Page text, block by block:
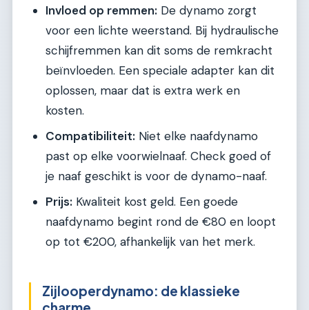
Invloed op remmen: De dynamo zorgt
voor een lichte weerstand. Bij hydraulische
schijfremmen kan dit soms de remkracht
beïnvloeden. Een speciale adapter kan dit
oplossen, maar dat is extra werk en
kosten.
Compatibiliteit: Niet elke naafdynamo
past op elke voorwielnaaf. Check goed of
je naaf geschikt is voor de dynamo-naaf.
Prijs: Kwaliteit kost geld. Een goede
naafdynamo begint rond de €80 en loopt
op tot €200, afhankelijk van het merk.
Zijlooperdynamo: de klassieke